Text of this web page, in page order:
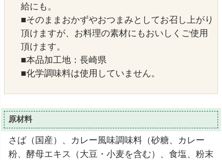
給にも。
■そのままおかずやおつまみとしてお召し上がり
頂けますが、お料理の素材にもおいしくご使用
頂けます。
■本品加工地：長崎県
■化学調味料は使用していません。
原材料
さば（国産）、カレー風味調味料（砂糖、カレー
粉、酵母エキス（大豆・小麦を含む）、食塩、粉末